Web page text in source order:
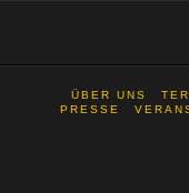
ÜBER UNS
PRESSE